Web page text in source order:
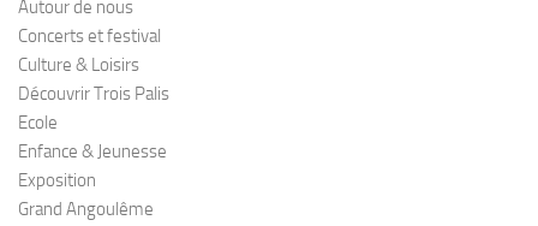
Autour de nous
Concerts et festival
Culture & Loisirs
Découvrir Trois Palis
Ecole
Enfance & Jeunesse
Exposition
Grand Angoulême